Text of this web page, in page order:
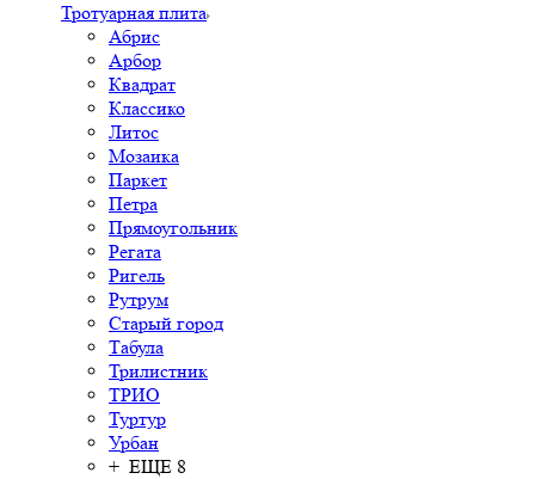
Тротуарная плита
Абрис
Арбор
Квадрат
Классико
Литос
Мозаика
Паркет
Петра
Прямоугольник
Регата
Ригель
Рутрум
Старый город
Табула
Трилистник
ТРИО
Туртур
Урбан
+ ЕЩЕ 8